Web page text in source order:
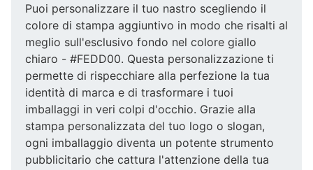
Puoi personalizzare il tuo nastro scegliendo il
colore di stampa aggiuntivo in modo che risalti al
meglio sull'esclusivo fondo nel colore giallo
chiaro - #FEDD00. Questa personalizzazione ti
permette di rispecchiare alla perfezione la tua
identità di marca e di trasformare i tuoi
imballaggi in veri colpi d'occhio. Grazie alla
stampa personalizzata del tuo logo o slogan,
ogni imballaggio diventa un potente strumento
pubblicitario che cattura l'attenzione della tua